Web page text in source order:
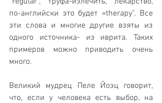
по-английски это будет «therapy”. Все
эти слова и многие другие взяты из
одного источника- из иврита. Таких
примеров можно приводить очень
много.
Великий мудрец Пеле Йоэц говорит,
что, если у человека есть выбор, на